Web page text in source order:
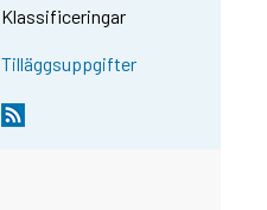
Klassificeringar
Tilläggsuppgifter